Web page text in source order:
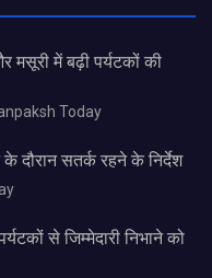
मसूरी में बढ़ी पर्यटकों की
Today
के दौरान सतर्क रहने के निर्देश
से जिम्मेदारी निभाने को